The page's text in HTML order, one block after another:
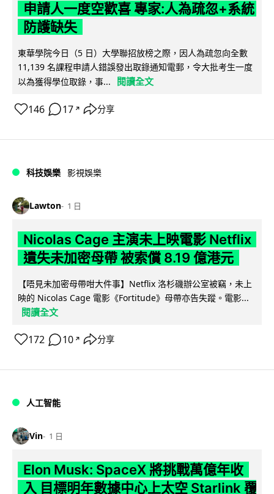
申請人一度空歡喜 專家:人為疏忽+系統
防護缺失
東華學院今日（5 日）大學聯招放榜之際，因人為疏忽向全數
11,139 名課程申請人錯誤發出取錄通知電郵，令大批考生一度
以為獲得學位取錄，事...
閱讀全文
146 17 ↗ 分享
科技娛樂 影視娛樂
Lawton 1 日
Nicolas Cage 主演未上映電影 Netflix
遺失未加密母帶 被索償 8.19 億港元
【唔見未加密母帶咁大件事】Netflix 洛杉磯辦公室被竊，未上
映的 Nicolas Cage 電影《Fortitude》母帶亦告失蹤。電影...
閱讀全文
172 10 ↗ 分享
人工智能
Vin 1 日
Elon Musk: SpaceX 將挑戰萬億年收
入 目標明年數據中心上太空 Starlink 覆